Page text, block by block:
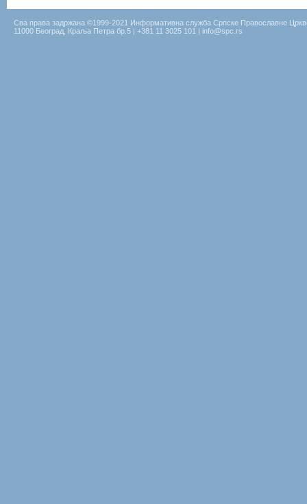
Сва права задржана ©1999-2021 Информативна служба Српске Православне
11000 Београд, Краља Петра бр.5 | +381 11 3025 101 | info@spc.rs